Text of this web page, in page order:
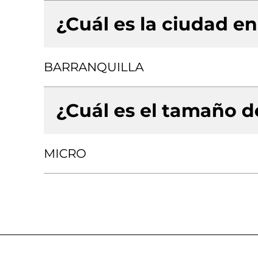
¿Cuál es la ciudad
BARRANQUILLA
¿Cuál es el tamaño
MICRO